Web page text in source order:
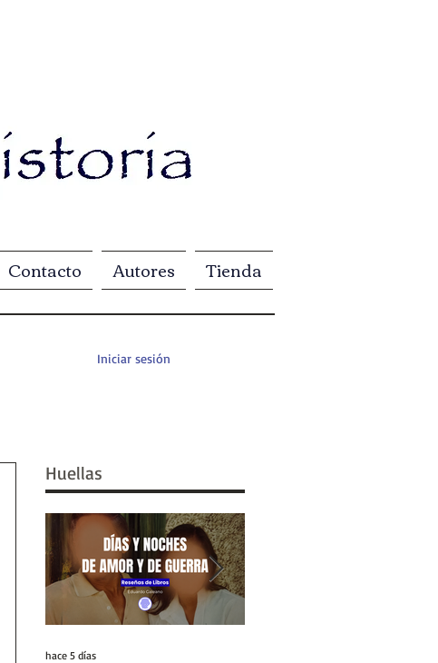
Contacto Autores Tienda
Iniciar sesión
Huellas
hace 5 días